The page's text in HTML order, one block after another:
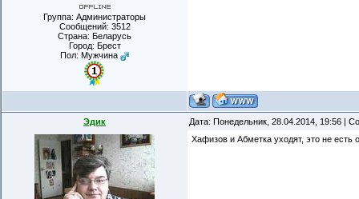
Группа: Администраторы
Сообщений: 3512
Страна: Беларусь
Город: Брест
Пол: Мужчина
Эдик Дата: Понедельник, 28.04.2014, 19:56 |
Хафизов и Абметка уходят, это не есть